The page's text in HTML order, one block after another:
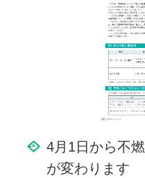
4月1日から不
が変わります